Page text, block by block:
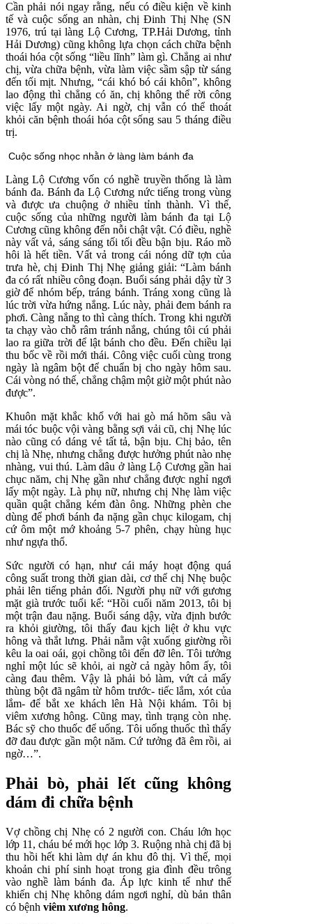
Cần phải nói ngay rằng, nếu có điều kiện về kinh
tế và cuộc sống an nhàn, chị Đinh Thị Nhẹ (SN
1976, trú tại làng Lộ Cương, TP.Hải Dương, tỉnh
Hải Dương) cũng không lựa chọn cách chữa bệnh
thoái hóa cột sống “liều lĩnh” làm gì. Chẳng ai như
chị, vừa chữa bệnh, vừa làm việc sầm sập từ sáng
đến tối mịt. Nhưng, “cái khó bó cái khôn”, không
lao động thì chẳng có ăn, chị không thể rời công
việc lấy một ngày. Ai ngờ, chị vẫn có thể thoát
khỏi căn bệnh thoái hóa cột sống sau 5 tháng điều
trị.
Cuộc sống nhọc nhằn ở làng làm bánh đa
Làng Lộ Cương vốn có nghề truyền thống là làm
bánh đa. Bánh đa Lộ Cương nức tiếng trong vùng
và được ưa chuộng ở nhiều tỉnh thành. Vì thế,
cuộc sống của những người làm bánh đa tại Lộ
Cương cũng không đến nỗi chật vật. Có điều, nghề
này vất vả, sáng sáng tối tối đều bận bịu. Ráo mồ
hôi là hết tiền. Vất vả trong cái nóng dữ tợn của
trưa hè, chị Đinh Thị Nhẹ giảng giải: “Làm bánh
đa có rất nhiều công đoạn. Buổi sáng phải dậy từ 3
giờ để nhóm bếp, tráng bánh. Tráng xong cũng là
lúc trời vừa hứng nắng. Lúc này, phải đem bánh ra
phơi. Càng nắng to thì càng thích. Trong khi người
ta chạy vào chỗ râm tránh nắng, chúng tôi cú phải
lao ra giữa trời để lật bánh cho đều. Đến chiều lại
thu bốc về rồi mới thái. Công việc cuối cùng trong
ngày là ngâm bột để chuẩn bị cho ngày hôm sau.
Cái vòng nó thế, chẳng chậm một giờ một phút nào
được”.
Khuôn mặt khắc khổ với hai gò má hõm sâu và
mái tóc buộc vội vàng bằng sợi vải cũ, chị Nhẹ lúc
nào cũng có dáng vẻ tất tả, bận bịu. Chị bảo, tên
chị là Nhẹ, nhưng chẳng được hưởng phút nào nhẹ
nhàng, vui thú. Làm dâu ở làng Lộ Cương gần hai
chục năm, chị Nhẹ gần như chẳng được nghỉ ngơi
lấy một ngày. Là phụ nữ, nhưng chị Nhẹ làm việc
quần quật chẳng kém đàn ông. Những phèn che
dùng để phơi bánh đa nặng gần chục kilogam, chị
cứ ôm một mớ khoảng 5-7 phên, chạy hùng hục
như ngựa thổ.
Sức người có hạn, như cái máy hoạt động quá
công suất trong thời gian dài, cơ thể chị Nhẹ buộc
phải lên tiếng phản đối. Người phụ nữ với gương
mặt già trước tuổi kể: “Hồi cuối năm 2013, tôi bị
một trận đau nặng. Buổi sáng dậy, vừa định bước
ra khỏi giường, tôi thấy đau kịch liệt ở khu vực
hông và thắt lưng. Phải nằm vật xuống giường rồi
kêu la oai oái, gọi chồng tôi đến đỡ lên. Tôi tưởng
nghỉ một lúc sẽ khỏi, ai ngờ cả ngày hôm ấy, tôi
càng đau thêm. Vậy là phải bỏ làm, vứt cả mấy
thùng bột đã ngâm từ hôm trước- tiếc lắm, xót của
lắm- để bắt xe khách lên Hà Nội khám. Tôi bị
viêm xương hông. Cũng may, tình trạng còn nhẹ.
Bác sỹ cho thuốc để uống. Tôi uống thuốc thì thấy
đỡ đau được gần một năm. Cứ tưởng đã êm rồi, ai
ngờ…”.
Phải bò, phải lết cũng không
dám đi chữa bệnh
Vợ chồng chị Nhẹ có 2 người con. Cháu lớn học
lớp 11, cháu bé mới học lớp 3. Ruộng nhà chị đã bị
thu hồi hết khi làm dự án khu đô thị. Vì thế, mọi
khoản chi phí sinh hoạt trong gia đình đều trông
vào nghề làm bánh đa. Áp lực kinh tế như thế
khiến chị Nhẹ không dám ngơi nghỉ, dù bản thân
có bệnh viêm xương hông.